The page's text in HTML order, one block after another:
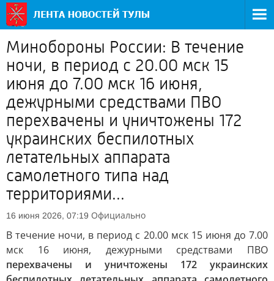
Минобороны России: В течение
ночи, в период с 20.00 мск 15
июня до 7.00 мск 16 июня,
дежурными средствами ПВО
перехвачены и уничтожены 172
украинских беспилотных
летательных аппарата
самолетного типа над
территориями...
16 июня 2026, 07:19 Официально
В течение ночи, в период с 20.00 мск 15 июня до 7.00
мск 16 июня, дежурными средствами ПВО
перехвачены и уничтожены 172 украинских